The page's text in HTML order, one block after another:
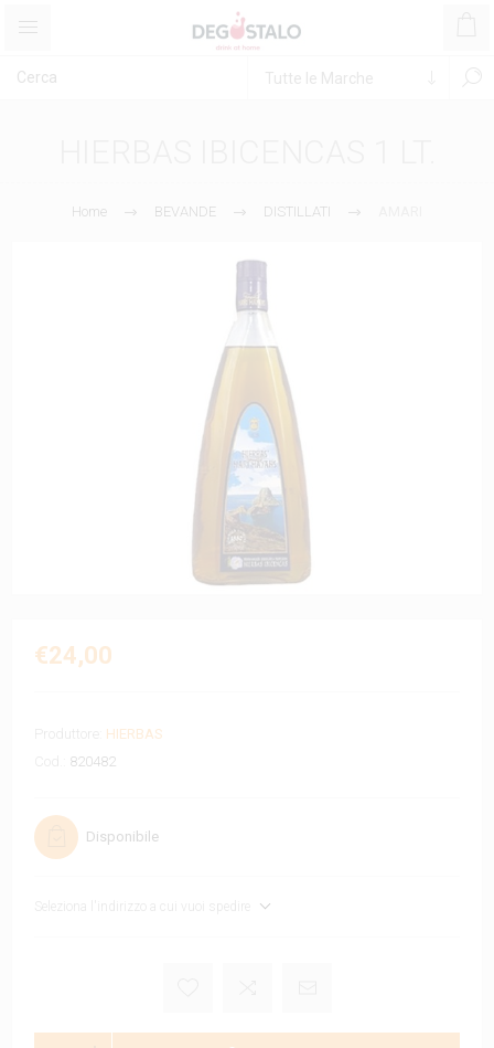
Home BEVANDE DISTILLATI
€24,00
Produttore:
HIERBAS
820482
Disponibile
Seleziona l'indirizzo a cui vuoi spedire